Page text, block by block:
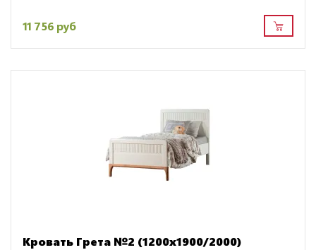
11 756 руб
Кровать Грета №2 (1200х1900/2000)